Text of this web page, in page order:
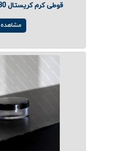
قوطی کرم کریستال 30 گرمی - 1192
مشاهده